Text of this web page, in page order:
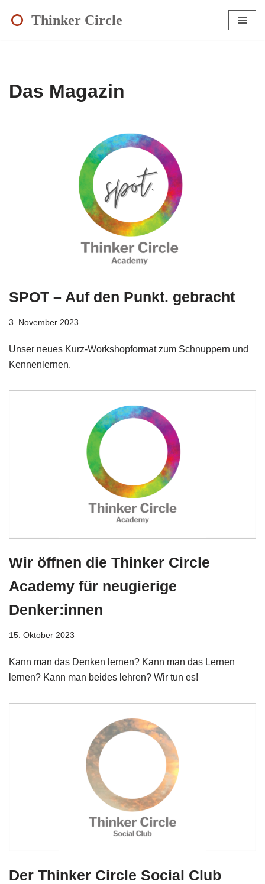
Thinker Circle
Das Magazin
SPOT – Auf den Punkt. gebracht
3. November 2023
Unser neues Kurz-Workshopformat zum Schnuppern und
Kennenlernen.
Wir öffnen die Thinker Circle
Academy für neugierige
Denker:innen
15. Oktober 2023
Kann man das Denken lernen? Kann man das Lernen
lernen? Kann man beides lehren? Wir tun es!
Der Thinker Circle Social Club